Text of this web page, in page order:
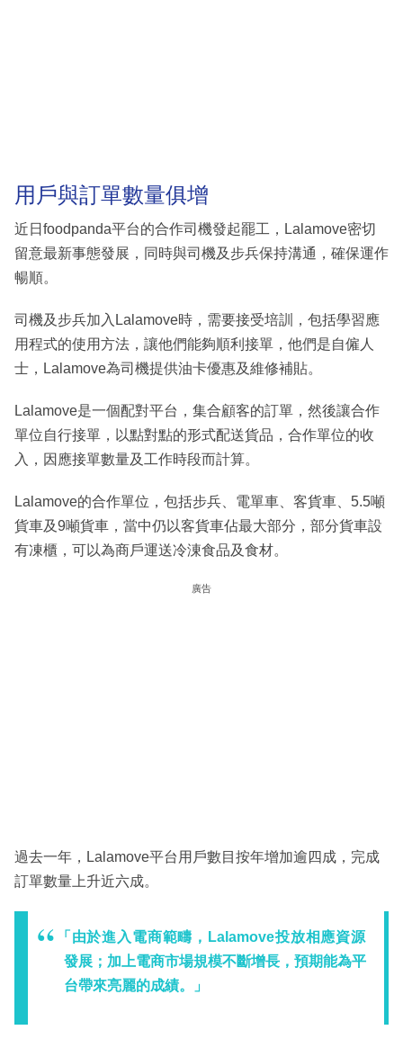
用戶與訂單數量俱增
近日foodpanda平台的合作司機發起罷工，Lalamove密切
留意最新事態發展，同時與司機及步兵保持溝通，確保運作
暢順。
司機及步兵加入Lalamove時，需要接受培訓，包括學習應
用程式的使用方法，讓他們能夠順利接單，他們是自僱人
士，Lalamove為司機提供油卡優惠及維修補貼。
Lalamove是一個配對平台，集合顧客的訂單，然後讓合作
單位自行接單，以點對點的形式配送貨品，合作單位的收
入，因應接單數量及工作時段而計算。
Lalamove的合作單位，包括步兵、電單車、客貨車、5.5噸
貨車及9噸貨車，當中仍以客貨車佔最大部分，部分貨車設
有凍櫃，可以為商戶運送冷涷食品及食材。
廣告
過去一年，Lalamove平台用戶數目按年增加逾四成，完成
訂單數量上升近六成。
「由於進入電商範疇，Lalamove投放相應資源
發展；加上電商市場規模不斷增長，預期能為平
台帶來亮麗的成績。」